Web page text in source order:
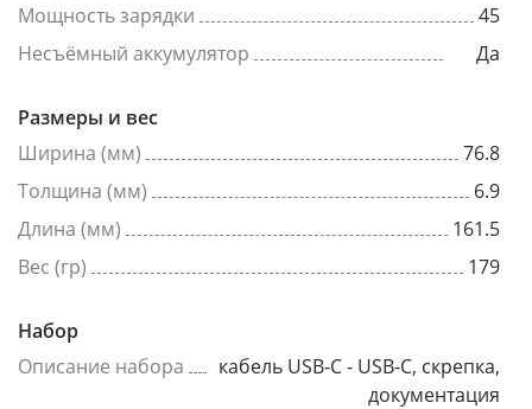
Мощность зарядки
45
Несъёмный аккумулятор
Да
Размеры и вес
Ширина (мм)
76.8
Толщина (мм)
6.9
Длина (мм)
161.5
Вес (гр)
179
Набор
Описание набора
кабель USB-C - USB-C, скрепка,
документация